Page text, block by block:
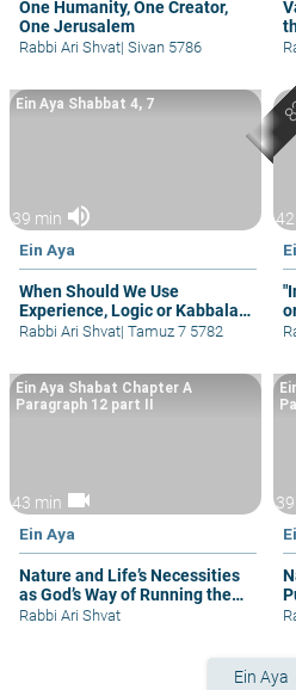
One Humanity, One Creator,
One Jerusalem
Rabbi Ari Shvat| Sivan 5786
39 min volume_up
Ein Aya
When Should We Use
Experience, Logic or Kabbala
to Decide?
Ein Aya Shabbat 4, 7
Rabbi Ari Shvat| Tamuz 7 5782
43 min videocam
Ein Aya
Nature and Life’s Necessities
as God’s Way of Running the
World
Ein Aya Shabat Chapter A
Paragraph 12 part II
Rabbi Ari Shvat
Ein Aya